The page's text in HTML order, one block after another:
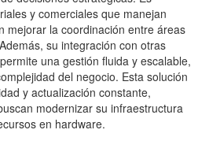
y comerciales que manejan
mejorar la coordinación entre áreas
su integración con otras
una gestión fluida y escalable,
del negocio. Esta solución
y actualización constante,
modernizar su infraestructura
en hardware.